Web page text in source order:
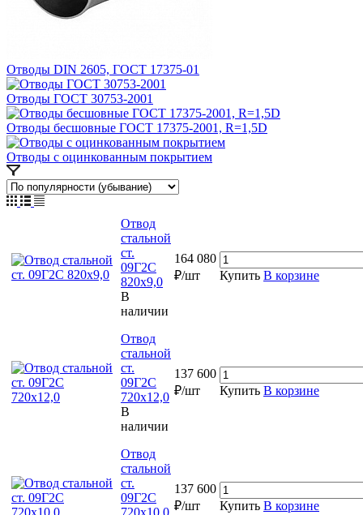
Отводы DIN 2605, ГОСТ 17375-01
Отводы ГОСТ 30753-2001
Отводы бесшовные ГОСТ 17375-2001, R=1,5D
Отводы с оцинкованным покрытием
Отвод
стальной
ст.
09Г2С
820х9,0
В
наличии
164 080
₽/шт
Купить В корзине
Отвод
стальной
ст.
09Г2С
720х12,0
В
наличии
137 600
₽/шт
Купить В корзине
Отвод
стальной
ст.
09Г2С
720х10,0
137 600
₽/шт
Купить В корзине